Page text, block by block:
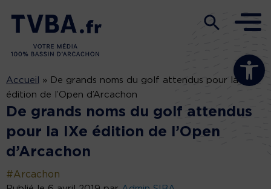
Ouvrir la
Accueil »
De grands noms du golf attendus pour la IXe
édition de l’Open d’Arcachon
De grands noms du golf attendus
pour la IXe édition de l’Open
d’Arcachon
#Arcachon